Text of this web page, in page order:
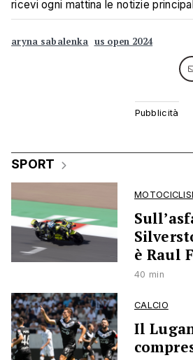
ricevi ogni mattina le notizie
aryna sabalenka us open 2024
SPORT
è Raul
40 min
CALCIO
Il